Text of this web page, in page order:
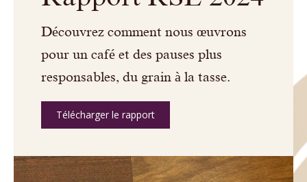
Découvrez comment nous œuvrons
pour un café et des pauses plus
responsables, du grain à la tasse.
Télécharger le rapport